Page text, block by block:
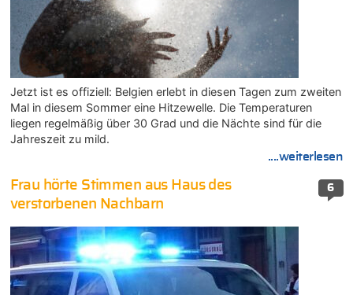
Jetzt ist es offiziell: Belgien erlebt in diesen Tagen zum zweiten
Mal in diesem Sommer eine Hitzewelle. Die Temperaturen
liegen regelmäßig über 30 Grad und die Nächte sind für die
Jahreszeit zu mild.
....weiterlesen
6
Frau hörte Stimmen aus Haus des
verstorbenen Nachbarn